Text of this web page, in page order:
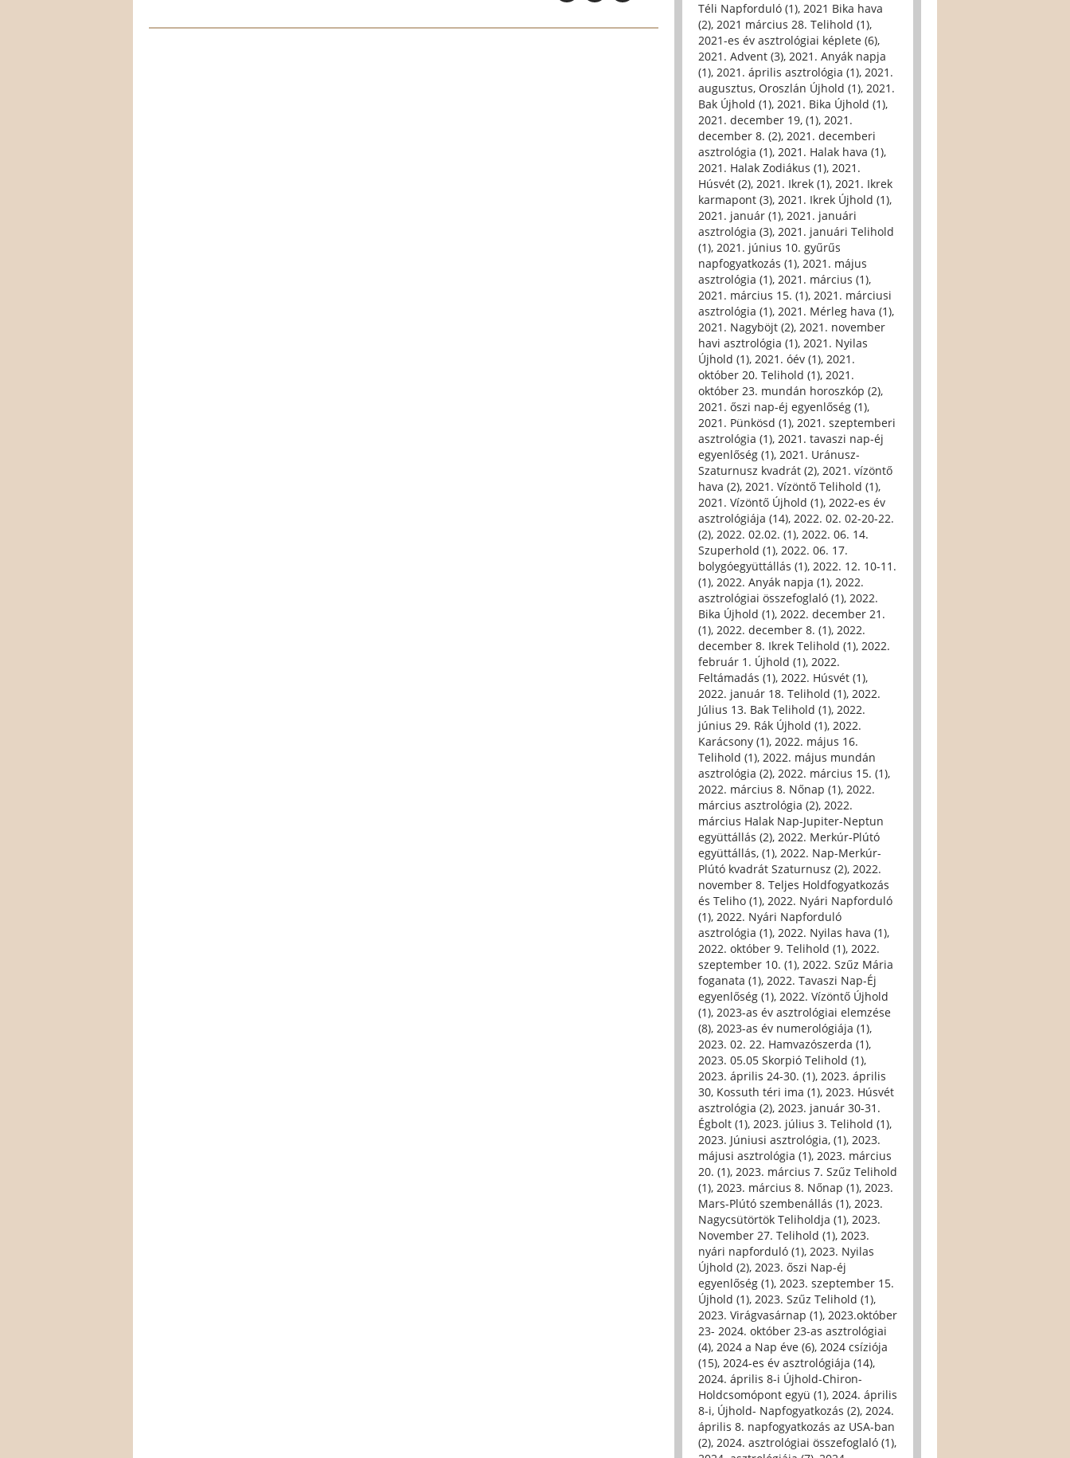
Téli Napforduló (1), 2021 Bika hava
(2), 2021 március 28. Telihold (1),
2021-es év asztrológiai képlete (6),
2021. Advent (3), 2021. Anyák napja
(1), 2021. április asztrológia (1), 2021.
augusztus, Oroszlán Újhold (1), 2021.
Bak Újhold (1), 2021. Bika Újhold (1),
2021. december 19, (1), 2021.
december 8. (2), 2021. decemberi
asztrológia (1), 2021. Halak hava (1),
2021. Halak Zodiákus (1), 2021.
Húsvét (2), 2021. Ikrek (1), 2021. Ikrek
karmapont (3), 2021. Ikrek Újhold (1),
2021. január (1), 2021. januári
asztrológia (3), 2021. januári Telihold
(1), 2021. június 10. gyűrűs
napfogyatkozás (1), 2021. május
asztrológia (1), 2021. március (1),
2021. március 15. (1), 2021. márciusi
asztrológia (1), 2021. Mérleg hava (1),
2021. Nagyböjt (2), 2021. november
havi asztrológia (1), 2021. Nyilas
Újhold (1), 2021. óév (1), 2021.
október 20. Telihold (1), 2021.
október 23. mundán horoszkóp (2),
2021. őszi nap-éj egyenlőség (1),
2021. Pünkösd (1), 2021. szeptemberi
asztrológia (1), 2021. tavaszi nap-éj
egyenlőség (1), 2021. Uránusz-
Szaturnusz kvadrát (2), 2021. vízöntő
hava (2), 2021. Vízöntő Telihold (1),
2021. Vízöntő Újhold (1), 2022-es év
asztrológiája (14), 2022. 02. 02-20-22.
(2), 2022. 02.02. (1), 2022. 06. 14.
Szuperhold (1), 2022. 06. 17.
bolygóegyüttállás (1), 2022. 12. 10-11.
(1), 2022. Anyák napja (1), 2022.
asztrológiai összefoglaló (1), 2022.
Bika Újhold (1), 2022. december 21.
(1), 2022. december 8. (1), 2022.
december 8. Ikrek Telihold (1), 2022.
február 1. Újhold (1), 2022.
Feltámadás (1), 2022. Húsvét (1),
2022. január 18. Telihold (1), 2022.
Július 13. Bak Telihold (1), 2022.
június 29. Rák Újhold (1), 2022.
Karácsony (1), 2022. május 16.
Telihold (1), 2022. május mundán
asztrológia (2), 2022. március 15. (1),
2022. március 8. Nőnap (1), 2022.
március asztrológia (2), 2022.
március Halak Nap-Jupiter-Neptun
együttállás (2), 2022. Merkúr-Plútó
együttállás, (1), 2022. Nap-Merkúr-
Plútó kvadrát Szaturnusz (2), 2022.
november 8. Teljes Holdfogyatkozás
és Teliho (1), 2022. Nyári Napforduló
(1), 2022. Nyári Napforduló
asztrológia (1), 2022. Nyilas hava (1),
2022. október 9. Telihold (1), 2022.
szeptember 10. (1), 2022. Szűz Mária
foganata (1), 2022. Tavaszi Nap-Éj
egyenlőség (1), 2022. Vízöntő Újhold
(1), 2023-as év asztrológiai elemzése
(8), 2023-as év numerológiája (1),
2023. 02. 22. Hamvazószerda (1),
2023. 05.05 Skorpió Telihold (1),
2023. április 24-30. (1), 2023. április
30, Kossuth téri ima (1), 2023. Húsvét
asztrológia (2), 2023. január 30-31.
Égbolt (1), 2023. július 3. Telihold (1),
2023. Júniusi asztrológia, (1), 2023.
májusi asztrológia (1), 2023. március
20. (1), 2023. március 7. Szűz Telihold
(1), 2023. március 8. Nőnap (1), 2023.
Mars-Plútó szembenállás (1), 2023.
Nagycsütörtök Teliholdja (1), 2023.
November 27. Telihold (1), 2023.
nyári napforduló (1), 2023. Nyilas
Újhold (2), 2023. őszi Nap-éj
egyenlőség (1), 2023. szeptember 15.
Újhold (1), 2023. Szűz Telihold (1),
2023. Virágvasárnap (1), 2023.október
23- 2024. október 23-as asztrológiai
(4), 2024 a Nap éve (6), 2024 csíziója
(15), 2024-es év asztrológiája (14),
2024. április 8-i Újhold-Chiron-
Holdcsomópont együ (1), 2024. április
8-i, Újhold- Napfogyatkozás (2), 2024.
április 8. napfogyatkozás az USA-ban
(2), 2024. asztrológiai összefoglaló (1),